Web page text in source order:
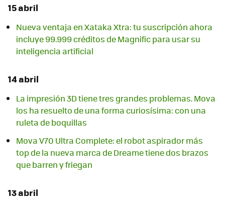
15 abril
Nueva ventaja en Xataka Xtra: tu suscripción ahora
incluye 99.999 créditos de Magnific para usar su
inteligencia artificial
14 abril
La impresión 3D tiene tres grandes problemas. Mova
los ha resuelto de una forma curiosísima: con una
ruleta de boquillas
Mova V70 Ultra Complete: el robot aspirador más
top de la nueva marca de Dreame tiene dos brazos
que barren y friegan
13 abril